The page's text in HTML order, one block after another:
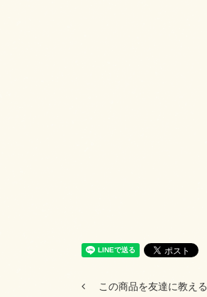
この商品を友達に教える